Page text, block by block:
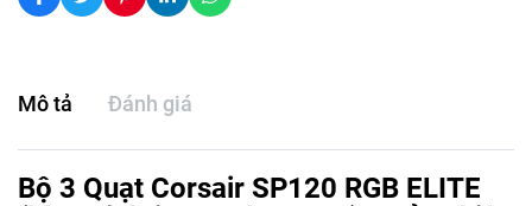
Mô tả Đánh giá
Bộ 3 Quạt Corsair SP120 RGB ELITE